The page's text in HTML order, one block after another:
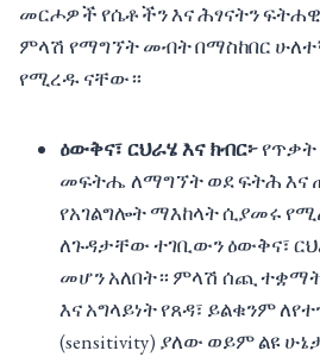
መርሖዎች የሴቶችን እና ሕፃናትን
ምላሽ የማግኘት መብት በማስከበር
የሚረዱ ናቸው።
ዕውቅና፣ ርህራሄ እና ክብር፦የጥቃት
መፍትሔ ለማግኘት ወደ ፍትሕ
የአገልግሎት ማእከላት ሲያመሩ
ለጉዳታቸው ተገቢውን ዕውቅና፣
መሆን አለበት። ምላሽ ሰጪ
እና አግላይነት የጸዳ፣ ይልቁንም
(sensitivity) ያለው ወይም ልዩ